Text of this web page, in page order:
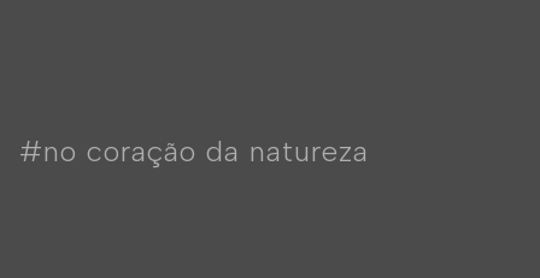
#no coração da natureza